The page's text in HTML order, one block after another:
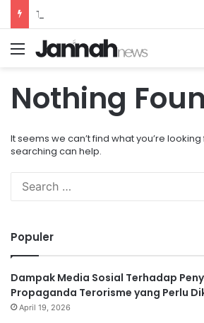
Menu
Nothing
It seems we can’t find what you’re
searching can help.
Populer
Dampak Media Sosial Terhadap
Propaganda Terorisme yang Perlu
April 19, 2026